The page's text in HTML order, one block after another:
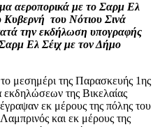
αεροπορικά με το Σαρμ Ελ
του Νότιου Σινά
την εκδήλωση υπογραφής
Ελ Σέιχ με τον Δήμο
μεσημέρι της Παρασκευής 1ης
της Βικελαίας
εκ μέρους της πόλης του
και εκ μέρους της